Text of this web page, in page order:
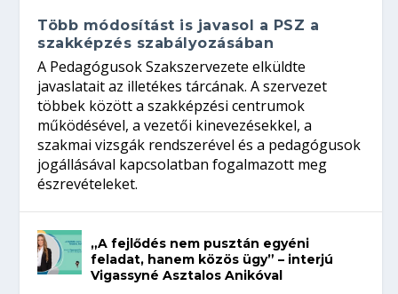
Több módosítást is javasol a PSZ a
szakképzés szabályozásában
A Pedagógusok Szakszervezete elküldte
javaslatait az illetékes tárcának. A szervezet
többek között a szakképzési centrumok
működésével, a vezetői kinevezésekkel, a
szakmai vizsgák rendszerével és a pedagógusok
jogállásával kapcsolatban fogalmazott meg
észrevételeket.
„A fejlődés nem pusztán egyéni
feladat, hanem közös ügy” – interjú
Vigassyné Asztalos Anikóval